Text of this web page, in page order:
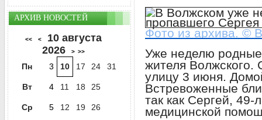
Фото из архива. ©
Уже неделю родные
жителя
улицу 3 июня.
Встревоженные
так как Сергей,
медицинской
АРХИВ НОВОСТЕЙ
<< <
10 августа
2026
> >>
Пн 3 10 17 24 31
Вт 4 11 18 25
Ср 5 12 19 26